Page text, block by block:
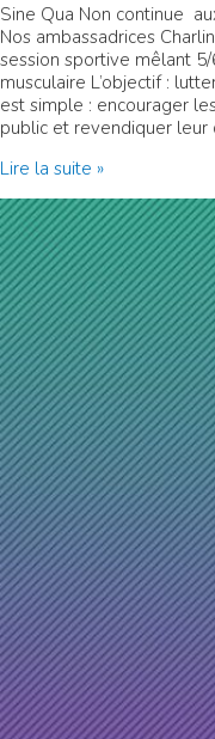
Sine Qua Non continue
Nos ambassadrices
session sportive mêlant
musculaire L’objectif :
est simple : encourager
public et revendiquer leur
Sine
Non
Squad
–
Les
Lilas
Lire la suite »